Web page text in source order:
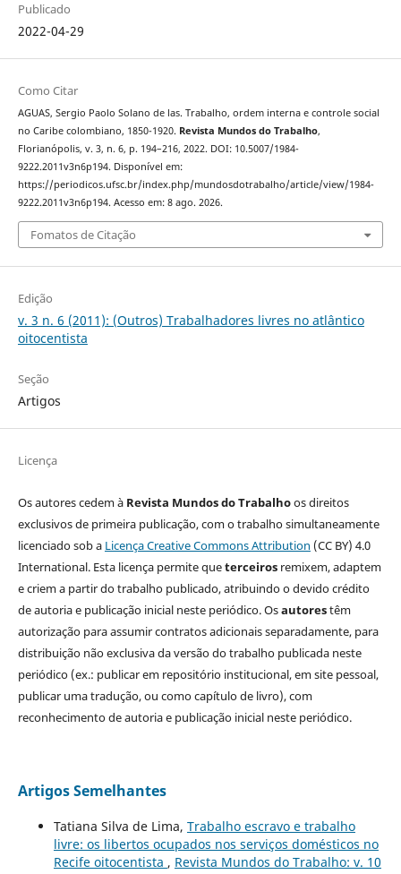
Publicado
2022-04-29
Como Citar
AGUAS, Sergio Paolo Solano de las. Trabalho, ordem interna e controle social
no Caribe colombiano, 1850-1920. Revista Mundos do Trabalho,
Florianópolis, v. 3, n. 6, p. 194–216, 2022. DOI: 10.5007/1984-
9222.2011v3n6p194. Disponível em:
https://periodicos.ufsc.br/index.php/mundosdotrabalho/article/view/1984-
9222.2011v3n6p194. Acesso em: 8 ago. 2026.
Fomatos de Citação
Edição
v. 3 n. 6 (2011): (Outros) Trabalhadores livres no atlântico
oitocentista
Seção
Artigos
Licença
Os autores cedem à Revista Mundos do Trabalhoos direitos
exclusivos de primeira publicação, com o trabalho simultaneamente
licenciado sob a Licença Creative Commons Attribution (CC BY) 4.0
International. Esta licença permite queterceirosremixem, adaptem
e criem a partir do trabalho publicado, atribuindo o devido crédito
de autoria e publicação inicial neste periódico. Osautorestêm
autorização para assumir contratos adicionais separadamente, para
distribuição não exclusiva da versão do trabalho publicada neste
periódico (ex.: publicar em repositório institucional, em site pessoal,
publicar uma tradução, ou como capítulo de livro), com
reconhecimento de autoria e publicação inicial neste periódico.
Artigos Semelhantes
Tatiana Silva de Lima, Trabalho escravo e trabalho
livre: os libertos ocupados nos serviços domésticos no
Recife oitocentista , Revista Mundos do Trabalho: v. 10